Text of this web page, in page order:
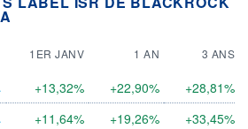
1ER JANV 1 AN 3 ANS
H +13,32% +22,90%
+28,81%
H
+11,64% +19,26%
+33,45%